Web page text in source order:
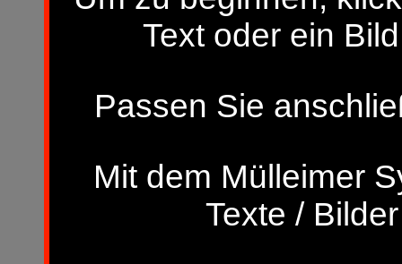
Text oder ein
Passen Sie
Mit dem Mülleimer
Texte /